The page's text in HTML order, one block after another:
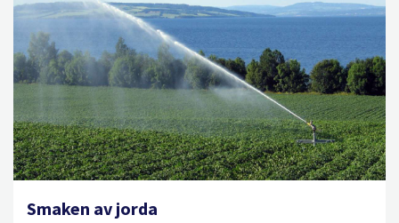
Smaken av jorda